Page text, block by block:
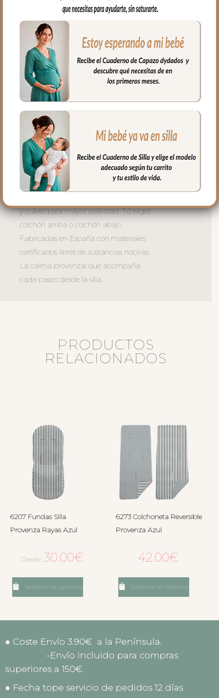
capota unida al capazo ya que estos
interiores vuelven el aro en todo el
capazo.
Tres versiones para cada necesidad:
– Con lazadas — mayor mullido en
laterales, se sujeta con lazos atados al
capazo. La opción más acolchada y
envolvente. Siempre el colchón arriba.
– Universal con goma perimetral —
ajuste con goma en todo el borde,
perfecto para capazos con borde
definido. Tú eliges colchón arriba o
colchón abajo.
– Universal con relleno — combina el
y culete para mayor suavidad. Tú eliges
colchón arriba o colchón abajo.
Fabricadas en España con materiales
certificados libres de sustancias nocivas.
La calma provenzal que acompaña
cada paseo desde la silla.
PRODUCTOS
RELACIONADOS
6207 Fundas Silla
Provenza Rayas Azul
Desde: 30.00€
Seleccionar opciones
6273 Colchoneta Reversible
Provenza Azul
42.00€
Seleccionar opciones
● Coste Envío 3.90€ a la Península.
-Envío incluido para compras
superiores a 150€.
● Fecha tope servicio de pedidos 12 días